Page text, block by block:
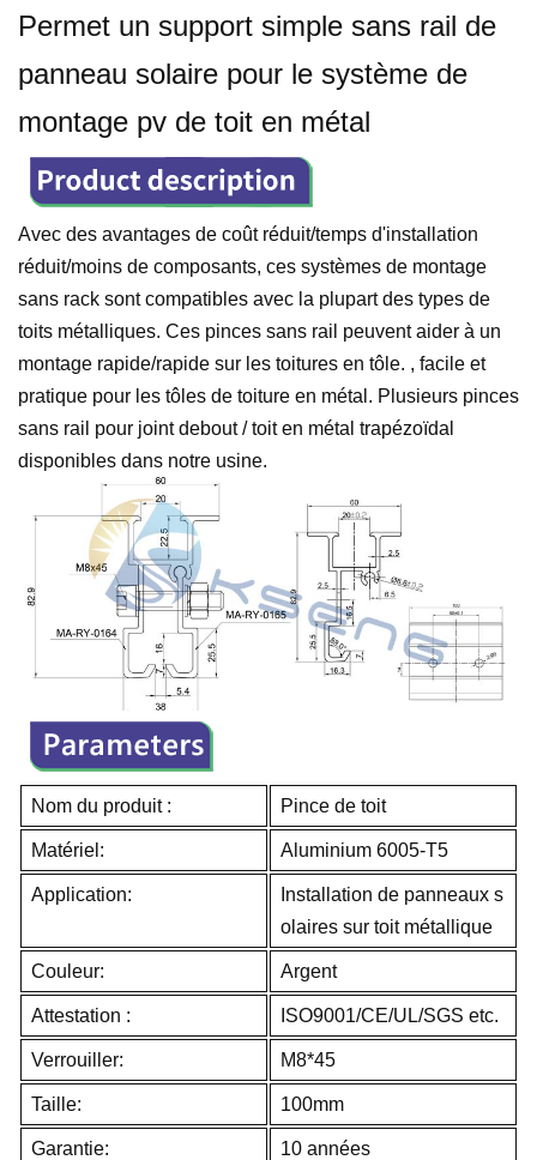
Permet un support simple sans rail de
panneau solaire pour le système de
montage pv de toit en métal
Avec des avantages de coût réduit/temps d'installation
réduit/moins de composants, ces systèmes de montage
sans rack sont compatibles avec la plupart des types de
toits métalliques. Ces pinces sans rail peuvent aider à un
montage rapide/rapide sur les toitures en tôle. , facile et
pratique pour les tôles de toiture en métal. Plusieurs pinces
sans rail pour joint debout / toit en métal trapézoïdal
disponibles dans notre usine.
Nom du produit : Pince de toit
Matériel: Aluminium 6005-T5
Application:
Installation de panneaux s
olaires sur toit métallique
Couleur: Argent
Attestation : ISO9001/CE/UL/SGS etc.
Verrouiller: M8*45
Taille: 100mm
Garantie: 10 années